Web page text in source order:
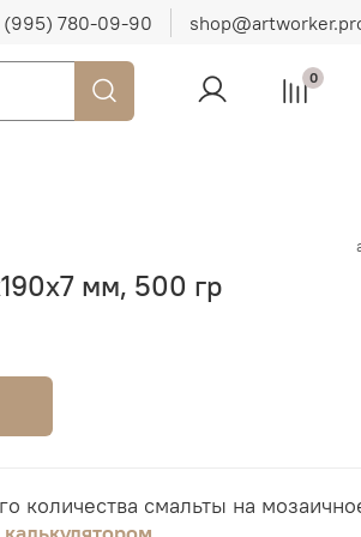
(995) 780-09-90
0
мм, 500 гр
количества смальты на